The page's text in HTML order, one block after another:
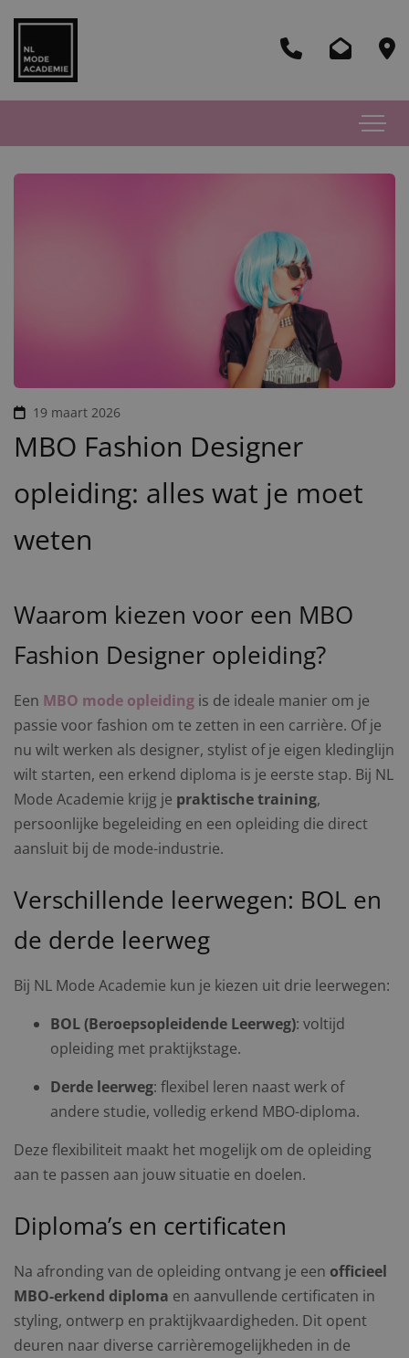
MBO Fashion Designer
opleiding: alles wat je moet
weten
19 maart 2026
Waarom kiezen voor een MBO
Fashion Designer opleiding?
Een MBO mode opleiding is de ideale manier om je
passie voor fashion om te zetten in een carrière. Of je
nu wilt werken als designer, stylist of je eigen kledinglijn
wilt starten, een erkend diploma is je eerste stap. Bij NL
Mode Academie krijg je praktische training,
persoonlijke begeleiding en een opleiding die direct
aansluit bij de mode-industrie.
Verschillende leerwegen: BOL en
de derde leerweg
Bij NL Mode Academie kun je kiezen uit drie leerwegen:
BOL (Beroepsopleidende Leerweg): voltijd
opleiding met praktijkstage.
Derde leerweg: flexibel leren naast werk of
andere studie, volledig erkend MBO-diploma.
Deze flexibiliteit maakt het mogelijk om de opleiding
aan te passen aan jouw situatie en doelen.
Diploma’s en certificaten
Na afronding van de opleiding ontvang je een officieel
MBO-erkend diploma en aanvullende certificaten in
styling, ontwerp en praktijkvaardigheden. Dit opent
deuren naar diverse carrièremogelijkheden in de